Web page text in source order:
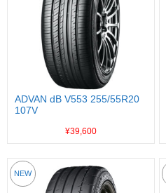
ADVAN dB V553 255/55R20
107V
¥39,600
NEW